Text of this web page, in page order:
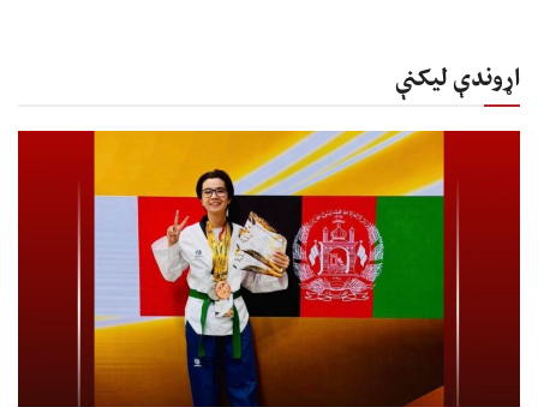
اړوندې لیکنې